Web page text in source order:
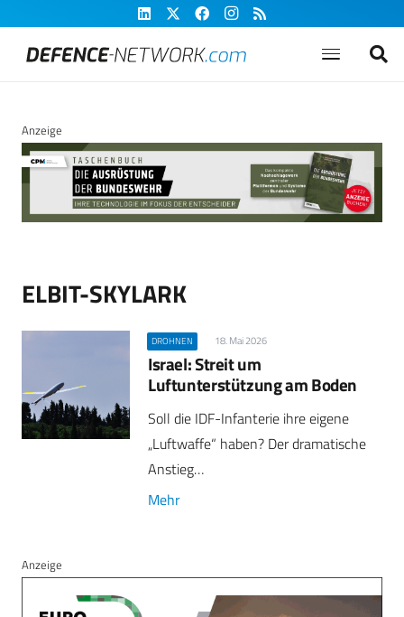
Anzeige
ELBIT-SKYLARK
DROHNEN 18. Mai 2026
Israel: Streit um
Luftunterstützung am Boden
Soll die IDF-Infanterie ihre eigene
„Luftwaffe“ haben? Der dramatische
Anstieg…
Mehr
Anzeige